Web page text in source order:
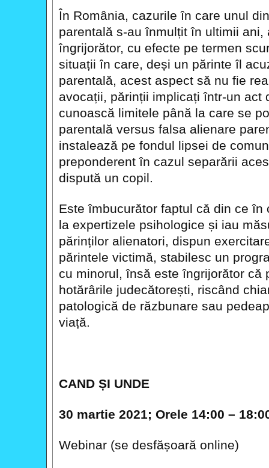
În România, cazurile în care unul
parentală s-au înmulțit în ultimii
îngrijorător, cu efecte pe termen
situații în care, deși un părinte îl
parentală, acest aspect să nu fie
avocații, părinții implicați într-un act
cunoască limitele până la care se
parentală versus falsa alienare
instalează pe fondul lipsei de
preponderent în cazul separării
dispută un copil.
Este îmbucurător faptul că din ce
la expertizele psihologice și iau
părinților alienatori, dispun
părintele victimă, stabilesc un
cu minorul, însă este îngrijorător că
hotărârile judecătorești, riscând
patologică de răzbunare sau
viață.
CAND ȘI UNDE
30 martie 2021; Orele 14:00 –
Webinar (se desfășoară online)